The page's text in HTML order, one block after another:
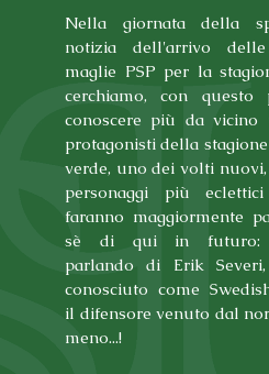
Nella giornata della
notizia dell'arrivo
maglie PSP per la
cerchiamo, con questo
conoscere più da vicino
protagonisti della
verde, uno dei volti
personaggi più
faranno maggiormente
sè di qui in futuro:
parlando di Erik
conosciuto come
il difensore venuto dal
meno...!